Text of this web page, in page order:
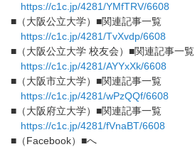
https://c1c.jp/4281/YMfTRV/6608
■（大阪公立大学）■関連記事一覧
https://c1c.jp/4281/TvXvdp/6608
■（大阪公立大学 校友会）■関連記事一覧
https://c1c.jp/4281/AYYxXk/6608
■（大阪市立大学）■関連記事一覧
https://c1c.jp/4281/wPzQQf/6608
■（大阪府立大学）■関連記事一覧
https://c1c.jp/4281/fVnaBT/6608
■（Facebook）■へ